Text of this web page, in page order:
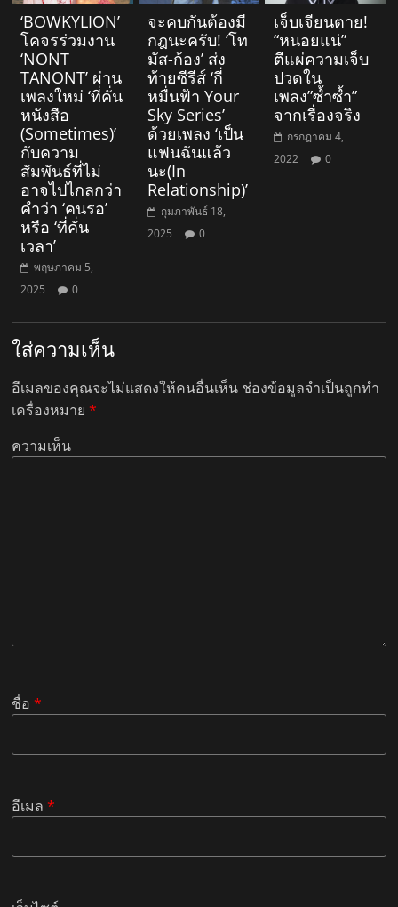
‘BOWKYLION’
โคจรร่วมงาน
‘NONT
TANONT’ ผ่าน
เพลงใหม่ ‘ที่คั่น
หนังสือ
(Sometimes)’
กับความ
สัมพันธ์ที่ไม่
อาจไปไกลกว่า
คำว่า ‘คนรอ’
หรือ ‘ที่คั่น
เวลา’
พฤษภาคม 5,
2025
0
จะคบกันต้องมี
กฎนะครับ! ‘โท
มัส-ก้อง’ ส่ง
ท้ายซีรีส์ ‘กี่
หมื่นฟ้า Your
Sky Series’
ด้วยเพลง ‘เป็น
แฟนฉันแล้ว
นะ(In
Relationship)’
กุมภาพันธ์ 18,
2025
0
เจ็บเจียนตาย!
“หนอยแน่”
ตีแผ่ความเจ็บ
ปวดใน
เพลง”ซ้ำซ้ำ”
จากเรื่องจริง
กรกฎาคม 4,
2022
0
ใส่ความเห็น
อีเมลของคุณจะไม่แสดงให้คนอื่นเห็น ช่องข้อมูลจำเป็นถูกทำ
เครื่องหมาย*
ความเห็น
ชื่อ*
อีเมล*